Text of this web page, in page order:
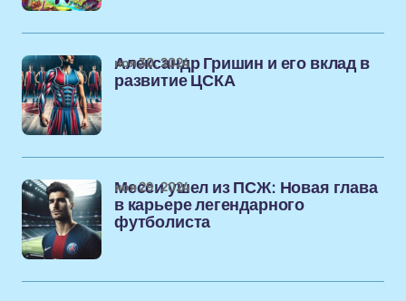
Александр Гришин и его вклад в
развитие ЦСКА
ноя 30, 2024
Месси ушел из ПСЖ: Новая глава
в карьере легендарного
футболиста
ноя 29, 2024